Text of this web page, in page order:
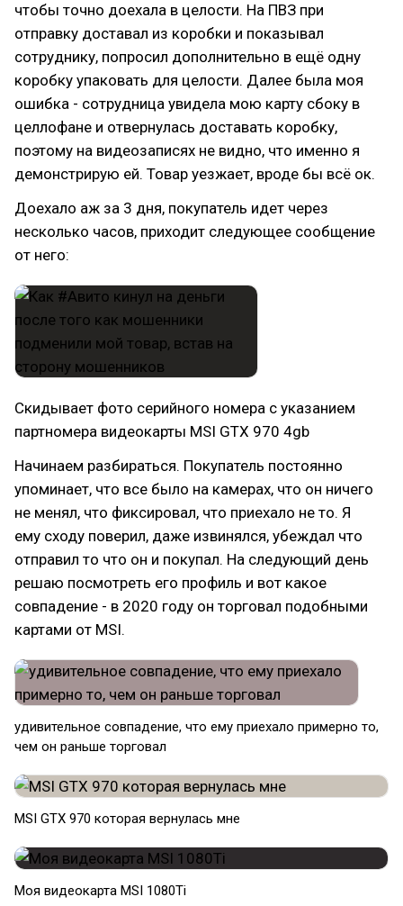
чтобы точно доехала в целости. На ПВЗ при
отправку доставал из коробки и показывал
сотруднику, попросил дополнительно в ещё одну
коробку упаковать для целости. Далее была моя
ошибка - сотрудница увидела мою карту сбоку в
целлофане и отвернулась доставать коробку,
поэтому на видеозаписях не видно, что именно я
демонстрирую ей. Товар уезжает, вроде бы всё ок.
Доехало аж за 3 дня, покупатель идет через
несколько часов, приходит следующее сообщение
от него:
Скидывает фото серийного номера с указанием
партномера видеокарты MSI GTX 970 4gb
Начинаем разбираться. Покупатель постоянно
упоминает, что все было на камерах, что он ничего
не менял, что фиксировал, что приехало не то. Я
ему сходу поверил, даже извинялся, убеждал что
отправил то что он и покупал. На следующий день
решаю посмотреть его профиль и вот какое
совпадение - в 2020 году он торговал подобными
картами от MSI.
удивительное совпадение, что ему приехало примерно то,
чем он раньше торговал
MSI GTX 970 которая вернулась мне
Моя видеокарта MSI 1080Ti